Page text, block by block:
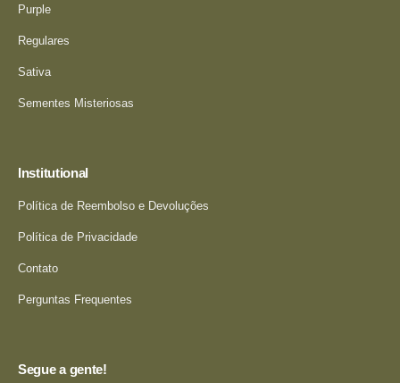
Purple
Regulares
Sativa
Sementes Misteriosas
Institutional
Política de Reembolso e Devoluções
Política de Privacidade
Contato
Perguntas Frequentes
Segue a gente!